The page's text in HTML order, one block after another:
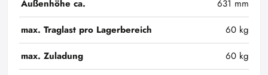
Außenhöhe ca.
631 mm
max. Traglast pro Lagerbereich
60 kg
max. Zuladung
60 kg